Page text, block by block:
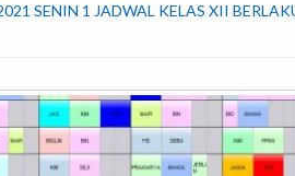
SENIN 1 JADWAL KELAS XII